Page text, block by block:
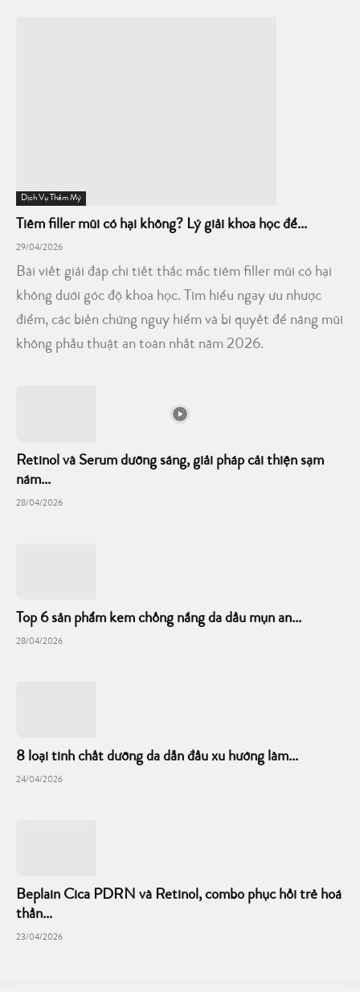
Dịch Vụ Thẩm Mỹ
Tiêm filler mũi có hại không? Lý giải khoa học để...
29/04/2026
Bài viết giải đáp chi tiết thắc mắc tiêm filler mũi có hại
không dưới góc độ khoa học. Tìm hiểu ngay ưu nhược
điểm, các biến chứng nguy hiểm và bí quyết để nâng mũi
không phẫu thuật an toàn nhất năm 2026.
Retinol và Serum dưỡng sáng, giải pháp cải thiện sạm
nám...
28/04/2026
Top 6 sản phẩm kem chống nắng da dầu mụn an...
28/04/2026
8 loại tinh chất dưỡng da dẫn đầu xu hướng làm...
24/04/2026
Beplain Cica PDRN và Retinol, combo phục hồi trẻ hoá
thần...
23/04/2026